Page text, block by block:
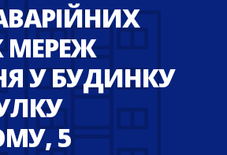
МЕРЕЖ
У БУДИНКУ
5